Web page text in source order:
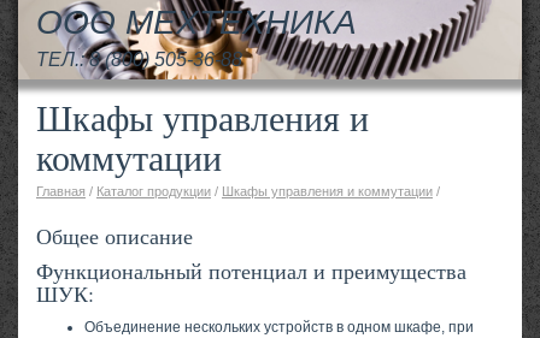
ООО МЕХТЕХНИКА
ТЕЛ.:8 (800) 505-36-88
Шкафы управления и
коммутации
Главная / Каталог продукции / Шкафы управления и коммутации /
Общее описание
Функциональный потенциал и преимущества
ШУК:
Объединение нескольких устройств в одном шкафе, при